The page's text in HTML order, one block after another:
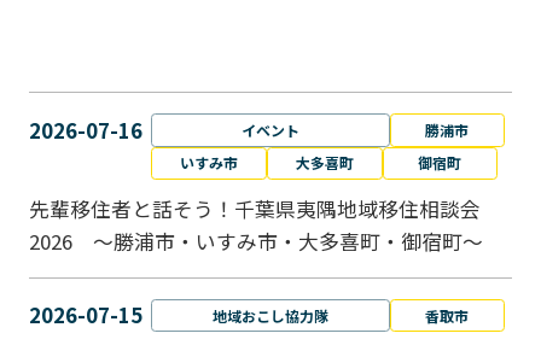
2026-07-16 イベント
勝浦市
いすみ市
大多喜町 御宿町
先輩移住者と話そう！千葉県夷隅地域移住相談会
2026 ～勝浦市・いすみ市・大多喜町・御宿町～
2026-07-15 地域おこし協力隊 香取市